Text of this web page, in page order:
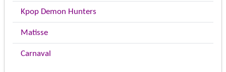
Kpop Demon Hunters
Matisse
Carnaval